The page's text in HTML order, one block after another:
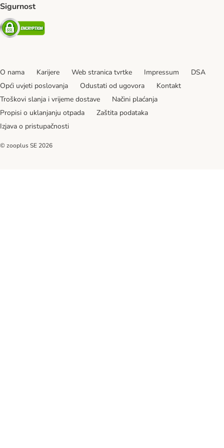
Sigurnost
Security
O nama Karijere Web stranica tvrtke Impressum
DSA
Opći uvjeti poslovanja
Odustati od ugovora
Kontakt
Troškovi slanja i vrijeme dostave
Načini plaćanja
Propisi o uklanjanju otpada
Zaštita podataka
Izjava o pristupačnosti
© zooplus SE 2026